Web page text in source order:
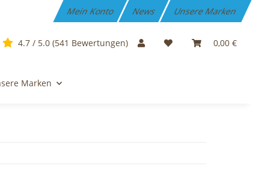
Mein Konto News Unsere Marken
4.7 / 5.0 (541 Bewertungen) 0,00 €
Marken